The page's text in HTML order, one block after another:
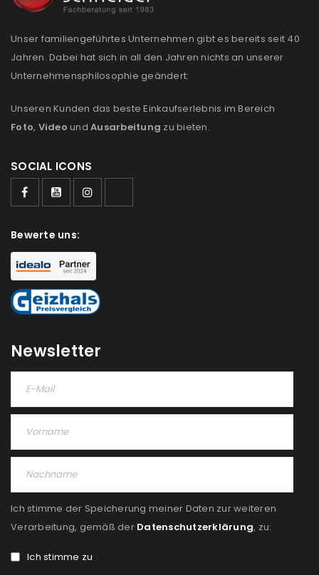
ANMELDEN
Benutzername oder E-Mail-Adresse
ANMELDEN
PASSWORT VERGESSEN?
REGISTRIEREN
E-Mail-Adresse
Unser familiengeführtes Unternehmen gibt es bereits seit 40
Jahren. Dabei hat sich in all den Jahren nichts an unserer
Unternehmensphilosophie geändert:
Unseren Kunden das beste Einkaufserlebnis im Bereich
Foto, Video und Ausarbeitung zu bieten.
SOCIAL ICONS
Bewerte uns:
Newsletter
Ich stimme der Speicherung meiner Daten zur weiteren
Verarbeitung, gemäß der Datenschutzerklärung, zu:
Ich stimme zu